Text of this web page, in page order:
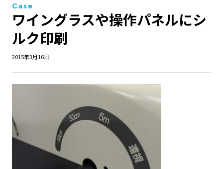
Case
ワイングラスや操作パネルにシ
ルク印刷
2015年3月16日